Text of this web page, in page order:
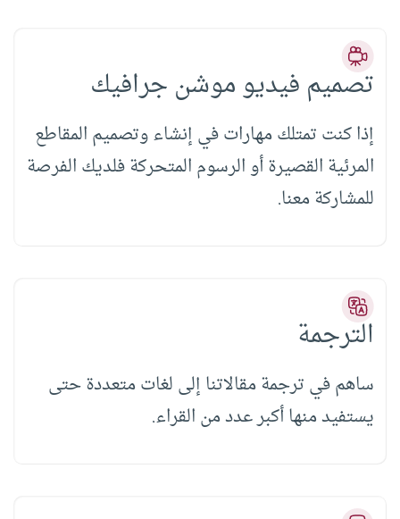
تصميم فيديو موشن جرافيك
إذا كنت تمتلك مهارات في إنشاء وتصميم المقاطع
المرئية القصيرة أو الرسوم المتحركة فلديك الفرصة
للمشاركة معنا.
الترجمة
ساهم في ترجمة مقالاتنا إلى لغات متعددة حتى
يستفيد منها أكبر عدد من القراء.